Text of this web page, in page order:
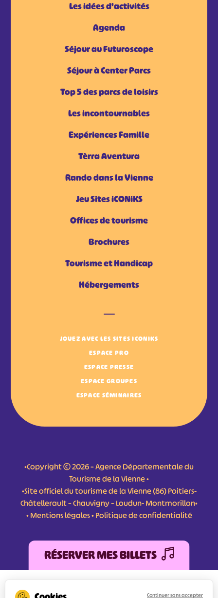
Les idées d'activités
Agenda
Séjour au Futuroscope
Séjour à Center Parcs
Top 5 des parcs de loisirs
Les incontournables
Expériences Famille
Tèrra Aventura
Rando dans la Vienne
Jeu Sites iCONiKS
Offices de tourisme
Brochures
Tourisme et Handicap
Hébergements
JOUEZ AVEC LES SITES ICONIKS
ESPACE PRO
ESPACE PRESSE
ESPACE GROUPES
ESPACE SÉMINAIRES
•Copyright © 2026 – Agence Départementale du
Tourisme de la Vienne •
•Site officiel du tourisme de la Vienne (86) Poitiers-
Châtellerault – Chauvigny – Loudun- Montmorillon•
•Mentions légales•Politique de confidentialité
RÉSERVER MES BILLETS
l’Europe au titre du FEDER (Fonds Européen de développement Régional) pour
Continuer sans accepter